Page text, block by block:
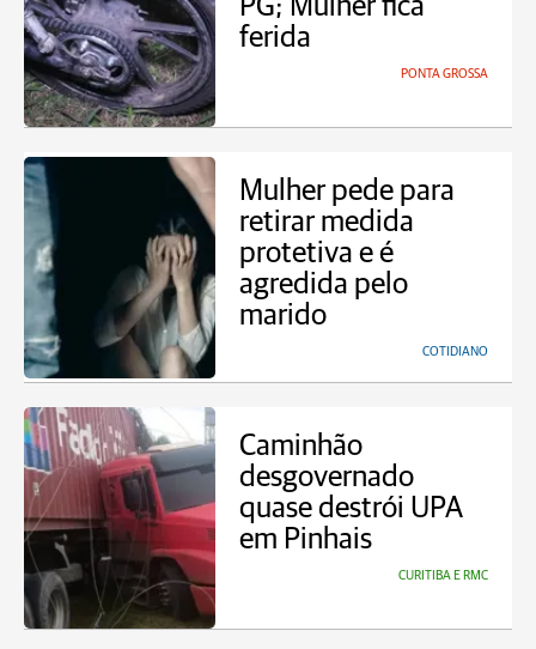
PG; Mulher fica
ferida
PONTA GROSSA
Mulher pede para
retirar medida
protetiva e é
agredida pelo
marido
COTIDIANO
Caminhão
desgovernado
quase destrói UPA
em Pinhais
CURITIBA E RMC